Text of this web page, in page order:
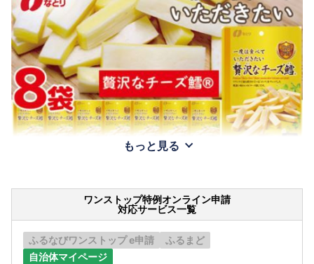
もっと見る
ワンストップ特例オンライン申請
対応サービス一覧
ふるなびワンストップ e申請
ふるまど
自治体マイページ